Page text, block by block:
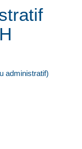
administratif)